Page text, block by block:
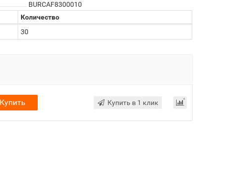
BURCAF8300010
Количество
30
Купить Купить в 1 клик